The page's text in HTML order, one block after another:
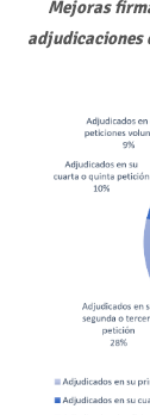
Mejoras
adjudicaciones